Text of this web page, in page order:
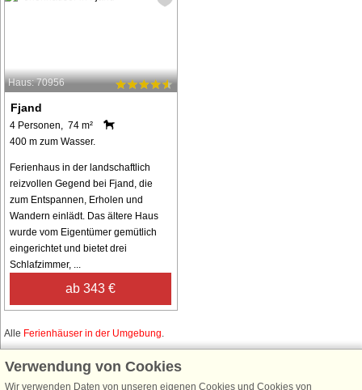
Haus: 70956
Fjand
4 Personen, 74 m²
400 m zum Wasser.
Ferienhaus in der landschaftlich
reizvollen Gegend bei Fjand, die
zum Entspannen, Erholen und
Wandern einlädt. Das ältere Haus
wurde vom Eigentümer gemütlich
eingerichtet und bietet drei
Schlafzimmer, ...
ab 343 €
Alle Ferienhäuser in der Umgebung.
Verwendung von Cookies
Wir verwenden Daten von unseren eigenen Cookies und Cookies von